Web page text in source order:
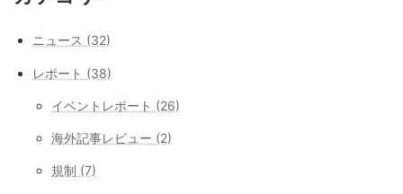
ニュース (32)
レポート (38)
イベントレポート (26)
海外記事レビュー (2)
規制 (7)